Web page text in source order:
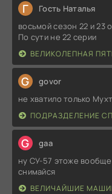
Г Гость Наталья
восьмой сезон 22 и 23
По сути не 22 серии
ВЕЛИКОЛЕПНАЯ
G govor
не хватило только
ПОДРАЗДЕЛЕНИЕ
G gaa
ну СУ-57 этоже
снимайся
ВЕЛИЧАЙШИЕ МАШИНЫ